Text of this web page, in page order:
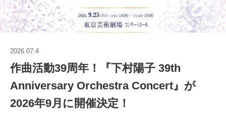
2026.07.4
作曲活動39周年！『下村陽子 39th
Anniversary Orchestra Concert』が
2026年9月に開催決定！